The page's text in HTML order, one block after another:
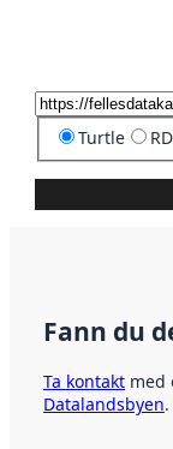
Turtle
Fann du
Ta kontakt med
Datalandsbyen.